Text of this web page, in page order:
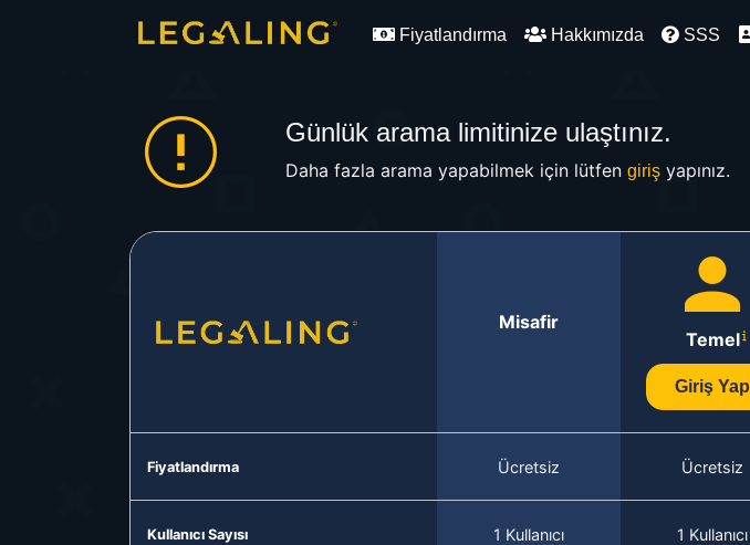
Fiyatlandırma Hakkımızda SSS
Günlük arama limitinize ulaştınız.
Daha fazla arama yapabilmek için lütfen girişyapınız.
Misafir
Temel
Giriş Yap
Fiyatlandırma Ücretsiz Ücretsiz
Kullanıcı Sayısı 1 Kullanıcı 1 Kullanıcı